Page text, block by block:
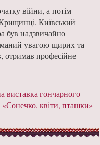
війни, а потім
Київський
був надзвичайно
увагою щирих та
отримав професійне
виставка гончарного
квіти, пташки»